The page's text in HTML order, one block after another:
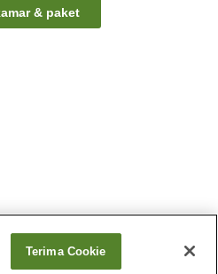
& paket
Terima Cookie